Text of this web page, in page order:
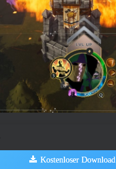
Kostenloser Download